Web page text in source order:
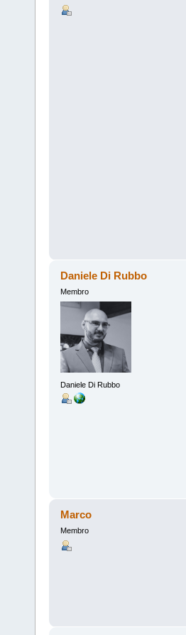
Daniele Di Rubbo
Membro
Daniele Di Rubbo
Marco
Membro